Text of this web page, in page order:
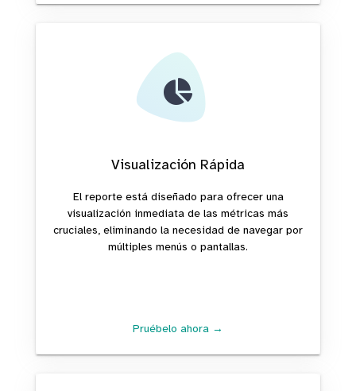
Visualización Rápida
El reporte está diseñado para ofrecer una
visualización inmediata de las métricas más
cruciales, eliminando la necesidad de navegar por
múltiples menús o pantallas.
Pruébelo ahora →